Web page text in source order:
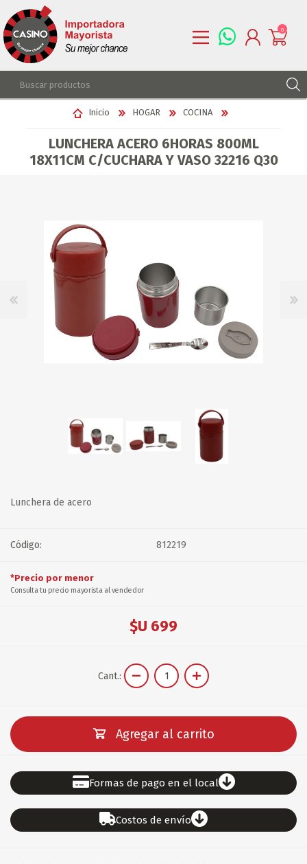
REGISTRARSE
LISTA DE DESEOS
0
Inicio HOGAR COCINA
LUNCHERA ACERO 6HORAS 800ML
18X11CM C/CUCHARA Y VASO 32216 Q30
Lunchera de acero
Código: 812219
*Precio por menor
Consulta tu precio mayorista al vendedor
$U 699
Cant.:
Agregar al carrito
Formas de pago en el local
Costos de envío